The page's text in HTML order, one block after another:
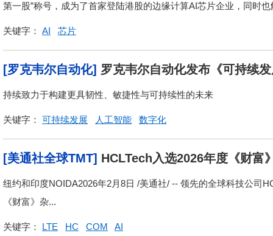
第一股”称号，成为了首家登陆港股的边缘计算AI芯片企业，同时
关键字： AI 芯片
[罗克韦尔自动化] 罗克韦尔自动化发布《可持续
持续致力于构建更具韧性、敏捷性与可持续性的未来
关键字： 可持续发展 人工智能 数字化
[美通社全球TMT] HCLTech入选2026年度《财富
纽约和印度NOIDA2026年2月8日 /美通社/ -- 领先的全球科技公司
《财富》杂...
关键字： LTE HC COM AI